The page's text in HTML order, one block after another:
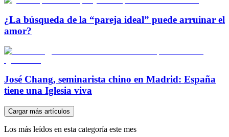
¿La búsqueda de la “pareja ideal” puede arruinar el
amor?
José Chang, seminarista chino en Madrid: España
tiene una Iglesia viva
Cargar más artículos
Los más leídos en esta categoría este mes